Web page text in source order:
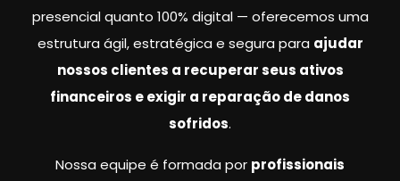
presencial quanto 100% digital — oferecemos uma
estrutura ágil, estratégica e segura para ajudar
nossos clientes a recuperar seus ativos
financeiros e exigir a reparação de danos
sofridos.
Nossa equipe é formada por profissionais